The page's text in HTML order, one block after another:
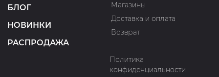
БЛОГ
НОВИНКИ
РАСПРОДАЖА
Магазины
Доставка и оплата
Возврат
Политика
конфиденциальности